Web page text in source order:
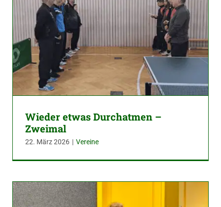
Wieder etwas Durchatmen –
Zweimal
22. März 2026 | Vereine